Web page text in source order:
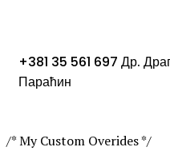
+381 35 561 697 Др.
Параћин
/* My Custom Overides */